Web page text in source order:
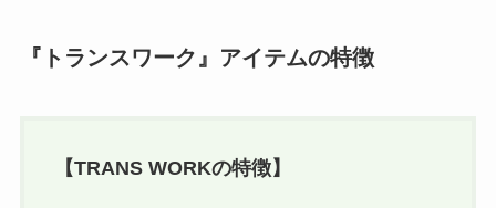
『トランスワーク』アイテムの特徴
【TRANS WORKの特徴】